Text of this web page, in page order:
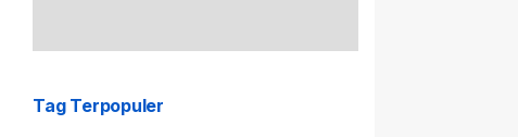
Tag Terpopuler